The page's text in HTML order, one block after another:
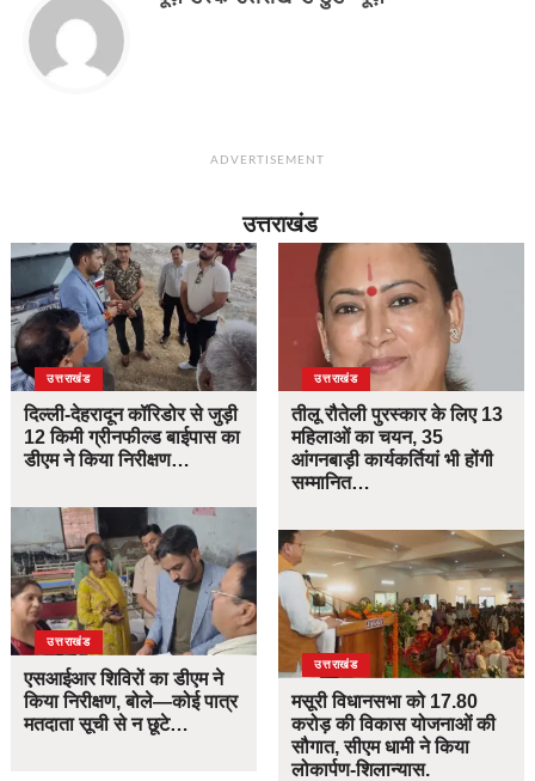
ADVERTISEMENT
उत्तराखंड
उत्तराखंड
दिल्ली-देहरादून कॉरिडोर से जुड़ी
12 किमी ग्रीनफील्ड बाईपास का
डीएम ने किया निरीक्षण…
उत्तराखंड
एसआईआर शिविरों का डीएम ने
किया निरीक्षण, बोले—कोई पात्र
मतदाता सूची से न छूटे…
उत्तराखंड
तीलू रौतेली पुरस्कार के लिए 13
महिलाओं का चयन, 35
आंगनबाड़ी कार्यकर्तियां भी होंगी
सम्मानित…
उत्तराखंड
मसूरी विधानसभा को 17.80
करोड़ की विकास योजनाओं की
सौगात, सीएम धामी ने किया
लोकार्पण-शिलान्यास.